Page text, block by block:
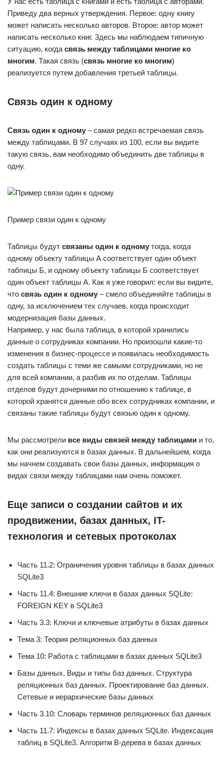
Приведу два верных утверждения. Первое: одну книгу
может написать несколько авторов. Второе: автор может
написать несколько книг. Здесь мы наблюдаем типичную
ситуацию, когда связь между таблицами многие ко
многим. Такая связь (связь многие ко многим)
реализуется путем добавления третьей таблицы.
Связь один к одному
Связь один к одному – самая редко встречаемая связь
между таблицами. В 97 случаях из 100, если вы видите
такую связь, вам необходимо объединить две таблицы в
одну.
Пример связи один к одному
Таблицы будут связаны один к одному тогда, когда
одному объекту таблицы А соответствует один объект
таблицы Б, и одному объекту таблицы Б соответствует
один объект таблицы А. Как я уже говорил: если вы видите,
что связь один к одному – смело объединяйте таблицы в
одну, за исключением тех случаев, когда происходит
модернизация базы данных.
Например, у нас была таблица, в которой хранились
данные о сотрудниках компании. Но произошли какие-то
изменения в бизнес-процессе и появилась необходимость
создать таблицы с теми же самыми сотрудниками, но не
для всей компании, а разбив их по отделам. Таблицы
отделов будут дочерними по отношению к таблице, в
которой хранятся данные обо всех сотрудниках компании, и
связаны такие таблицы будут связью один к одному.
Мы рассмотрели все виды связей между таблицами и то,
как они реализуются в базах данных. В дальнейшем, когда
мы начнем создавать свои базы данных, информация о
видах связи между таблицами нам очень поможет.
Еще записи о создании сайтов и их
продвижении, базах данных, IT-
технология и сетевых протоколах
Часть 11.2: Ограничения уровня таблицы в базах данных
SQLite3
Часть 11.4: Внешние ключи в базах данных SQLite:
FOREIGN KEY в SQLite3
Часть 3.3: Ключи и ключевые атрибуты в базах данных
Тема 3: Теория реляционных баз данных
Тема 10: Работа с таблицами в базах данных SQLite3
Базы данных. Виды и типы баз данных. Структура
реляционных баз данных. Проектирование баз данных.
Сетевые и иерархические базы данных
Часть 3.10: Словарь терминов реляционных баз данных
Часть 11.7: Индексы в базах данных SQLite. Индексация
таблиц в SQLite3. Алгоритм B-дерева в базах данных